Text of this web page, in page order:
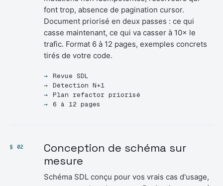
font trop, absence de pagination cursor.
Document priorisé en deux passes : ce qui
casse maintenant, ce qui va casser à 10× le
trafic. Format 6 à 12 pages, exemples concrets
tirés de votre code.
Revue SDL
Détection N+1
Plan refactor priorisé
6 à 12 pages
§ 02
Conception de schéma sur
mesure
Schéma SDL conçu pour vos vrais cas d'usage,